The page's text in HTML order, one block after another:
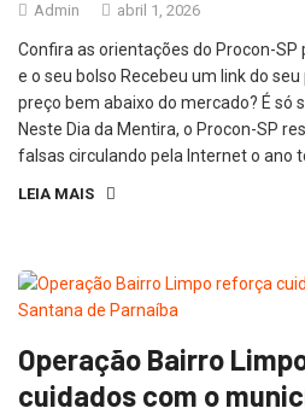
Admin abril 1, 2026
Confira as orientações do Procon-
e o seu bolso Recebeu um link do
preço bem abaixo do mercado? É só
Neste Dia da Mentira, o Procon-SP
falsas circulando pela Internet o ano
LEIA MAIS
Operação Bairro
cuidados com o